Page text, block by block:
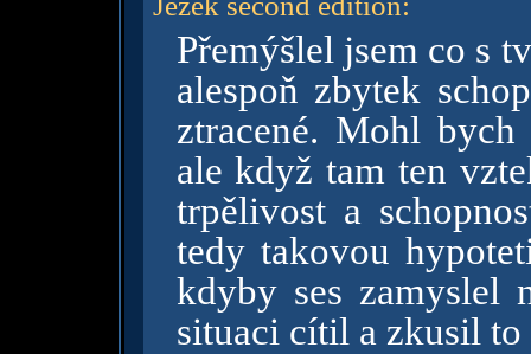
Přemýšlel jsem co s
alespoň zbytek
ztracené. Mohl
ale když tam ten
trpělivost a
tedy takovou
kdyby ses zamyslel
situaci cítil a zkusil to